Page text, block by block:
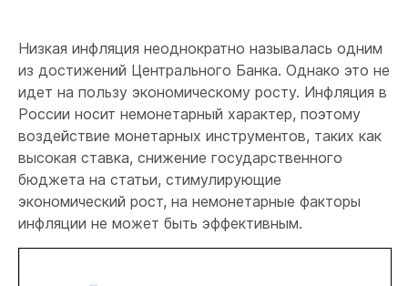
Низкая инфляция неоднократно называлась одним
из достижений Центрального Банка. Однако это не
идет на пользу экономическому росту. Инфляция в
России носит немонетарный характер, поэтому
воздействие монетарных инструментов, таких как
высокая ставка, снижение государственного
бюджета на статьи, стимулирующие
экономический рост, на немонетарные факторы
инфляции не может быть эффективным.